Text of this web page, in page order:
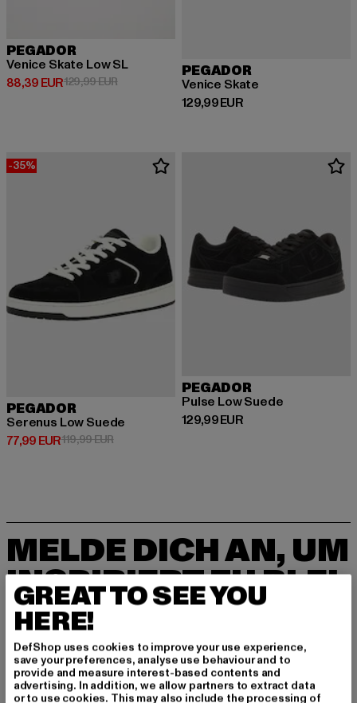
PEGADOR
Venice Skate Low SL
88,39 EUR
Derzeitiger Preis: 88,39 EUR
129,99 EURAktionspreis: 129,99 EUR
PEGADOR
Venice Skate
129,99 EUR
Derzeitiger Preis: 129,99 EUR
-35%
PEGADOR
Serenus Low Suede
77,99 EUR
Derzeitiger Preis: 77,99 EUR
119,99 EURAktionspreis: 119,99 EUR
PEGADOR
Pulse Low Suede
129,99 EUR
Derzeitiger Preis: 129,99 EUR
MELDE DICH AN, UM
INSPIRIERT ZU BLEI
BEN!
Melde dich hier für unseren Newsletter an und
erhalte künftig Informationen über aktuelle Tre
nds, Angebote und Gutscheine von DefShop p
er E-Mail!
GREAT TO SEE YOU
HERE!
DefShop uses cookies to improve your use experience,
save your preferences, analyse use behaviour and to
provide and measure interest-based contents and
advertising. In addition, we allow partners to extract data
or to use cookies. This may also include the processing of